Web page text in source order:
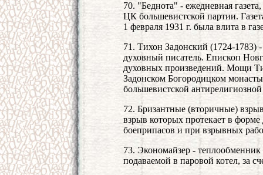
70. "Беднота" - ежедневная
ЦК большевистской партии.
1 февраля 1931 г. была влита в
71. Тихон Задонский (1724-1783)
духовный писатель. Епископ
духовных произведений. Мощи
Задонском Богородицком
большевистской
72. Бризантные (вторичные)
взрыв которых протекает в
боеприпасов и при взрывных
73. Экономайзер -
подаваемой в паровой котел, за